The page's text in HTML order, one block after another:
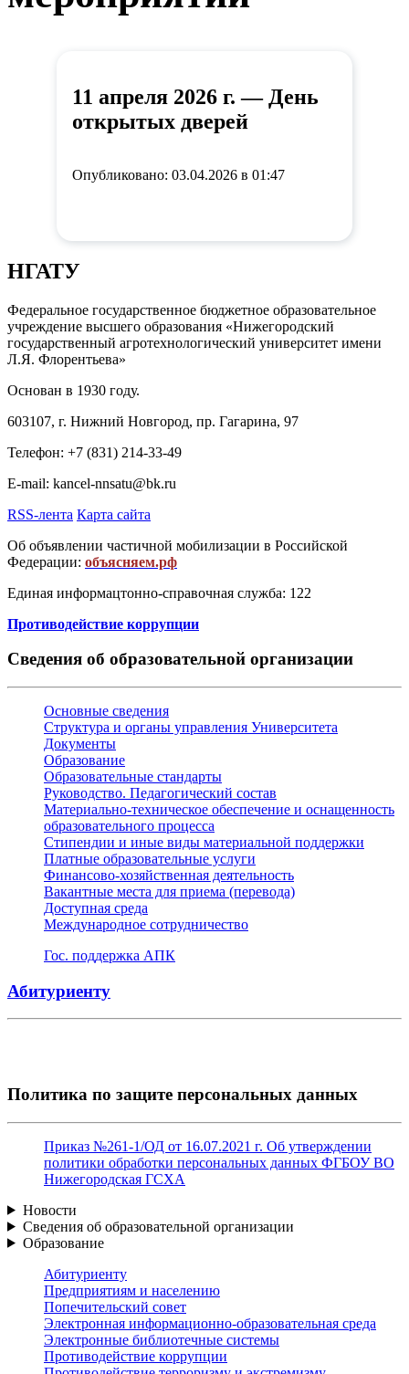
11 апреля 2026 г. — День
открытых дверей
Опубликовано: 03.04.2026 в 01:47
НГАТУ
Федеральное государственное бюджетное образовательное
учреждение высшего образования «Нижегородский
государственный агротехнологический университет имени
Л.Я. Флорентьева»
Основан в 1930 году.
603107, г. Нижний Новгород, пр. Гагарина, 97
Телефон: +7 (831) 214-33-49
E-mail: kancel-nnsatu@bk.ru
RSS-лента Карта сайта
Об объявлении частичной мобилизации в Российской
Федерации: объясняем.рф
Единая информацтонно-справочная служба: 122
Противодействие коррупции
Сведения об образовательной организации
Основные сведения
Структура и органы управления Университета
Документы
Образование
Образовательные стандарты
Руководство. Педагогический состав
Материально-техническое обеспечение и оснащенность
образовательного процесса
Стипендии и иные виды материальной поддержки
Платные образовательные услуги
Финансово-хозяйственная деятельность
Вакантные места для приема (перевода)
Доступная среда
Международное сотрудничество
Гос. поддержка АПК
Абитуриенту
Политика по защите персональных данных
Приказ №261-1/ОД от 16.07.2021 г. Об утверждении
политики обработки персональных данных ФГБОУ ВО
Нижегородская ГСХА
Новости
Сведения об образовательной организации
Образование
Абитуриенту
Предприятиям и населению
Попечительский совет
Электронная информационно-образовательная среда
Электронные библиотечные системы
Противодействие коррупции